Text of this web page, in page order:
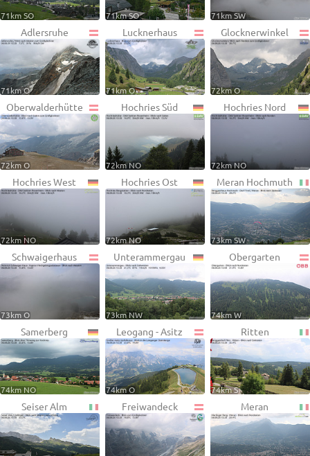
71km SO 71km SO 71km SW
Adlersruhe
71km O
Lucknerhaus
71km O
Glocknerwinkel
72km O
Oberwalderhütte
72km O
Hochries Süd
72km NO
Hochries Nord
72km NO
Hochries West
72km NO
Hochries Ost
72km NO
Meran Hochmuth
73km SW
Schwaigerhaus
73km O
Unterammergau
73km NW
Obergarten
74km W
Samerberg
74km NO
Leogang - Asitz
74km O
Ritten
74km S
Seiser Alm Freiwandeck Meran